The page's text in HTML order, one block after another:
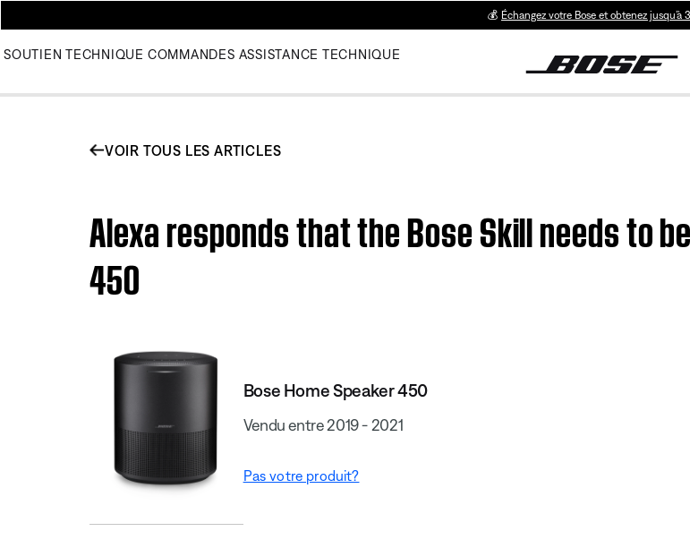
💰 Échangez votre Bose et obtenez jusqu’à
SOUTIEN TECHNIQUE COMMANDES ASSISTANCE TECHNIQUE
VOIR TOUS LES ARTICLES
Alexa responds that the Bose Skill needs to
450
Bose Home Speaker 450
Vendu entre 2019 - 2021
Pas votre produit?